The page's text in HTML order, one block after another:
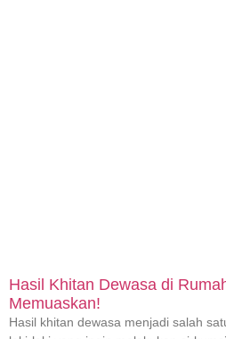
Hasil Khitan Dewasa di
Memuaskan!
Hasil khitan dewasa menjadi salah